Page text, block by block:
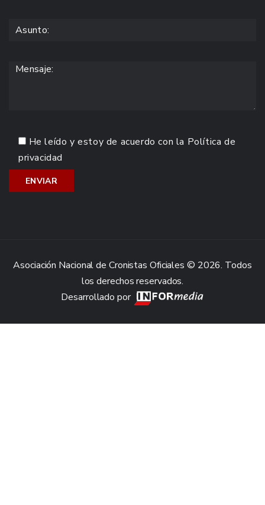
He leído y estoy de acuerdo con la Política de
privacidad
Asociación Nacional de Cronistas Oficiales © 2026. Todos
los derechos reservados.
Desarrollado por